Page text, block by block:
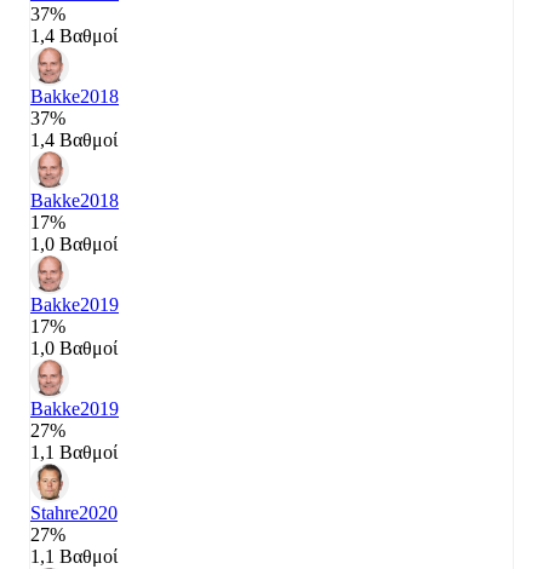
37%
1,4 Βαθμοί
Bakke2018
37%
1,4 Βαθμοί
Bakke2018
17%
1,0 Βαθμοί
Bakke2019
17%
1,0 Βαθμοί
Bakke2019
27%
1,1 Βαθμοί
Stahre2020
27%
1,1 Βαθμοί